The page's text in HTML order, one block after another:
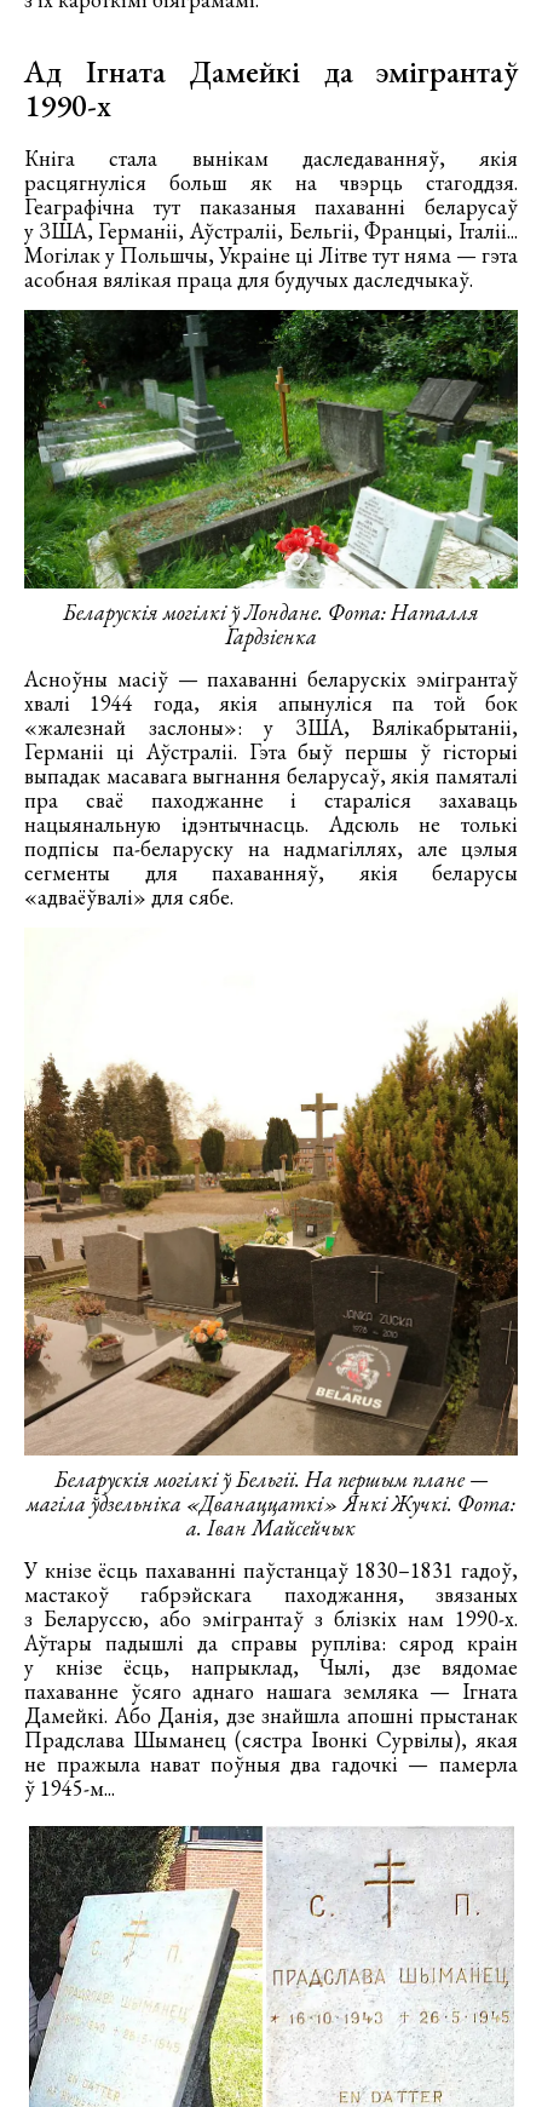
Ад Ігната Дамейкі да эмігрантаў
1990-х
Кніга стала вынікам даследаванняў, якія
расцягнуліся больш як на чвэрць стагоддзя.
Геаграфічна тут паказаныя пахаванні беларусаў
у ЗША, Германіі, Аўстраліі, Бельгіі, Францыі, Італіі...
Могілак у Польшчы, Украіне ці Літве тут няма — гэта
асобная вялікая праца для будучых даследчыкаў.
Беларускія могілкі ў Лондане. Фота: Наталля
Гардзіенка
Асноўны масіў — пахаванні беларускіх эмігрантаў
хвалі 1944 года, якія апынуліся па той бок
«жалезнай заслоны»: у ЗША, Вялікабрытаніі,
Германіі ці Аўстраліі. Гэта быў першы ў гісторыі
выпадак масавага выгнання беларусаў, якія памяталі
пра сваё паходжанне і стараліся захаваць
нацыянальную ідэнтычнасць. Адсюль не толькі
подпісы па-беларуску на надмагіллях, але цэлыя
сегменты для пахаванняў, якія беларусы
«адваёўвалі» для сябе.
Беларускія могілкі ў Бельгіі. На першым плане —
магіла ўдзельніка «Дванаццаткі» Янкі Жучкі. Фота:
а. Іван Майсейчык
У кнізе ёсць пахаванні паўстанцаў 1830–1831 гадоў,
мастакоў габрэйскага паходжання, звязаных
з Беларуссю, або эмігрантаў з блізкіх нам 1990-х.
Аўтары падышлі да справы рупліва: сярод краін
у кнізе ёсць, напрыклад, Чылі, дзе вядомае
пахаванне ўсяго аднаго нашага земляка — Ігната
Дамейкі. Або Данія, дзе знайшла апошні прыстанак
Прадслава Шыманец (сястра Івонкі Сурвілы), якая
не пражыла нават поўныя два гадочкі — памерла
ў 1945-м...